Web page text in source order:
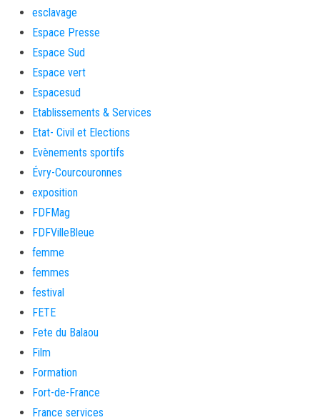
esclavage
Espace Presse
Espace Sud
Espace vert
Espacesud
Etablissements & Services
Etat- Civil et Elections
Evènements sportifs
Évry-Courcouronnes
exposition
FDFMag
FDFVilleBleue
femme
femmes
festival
FETE
Fete du Balaou
Film
Formation
Fort-de-France
France services